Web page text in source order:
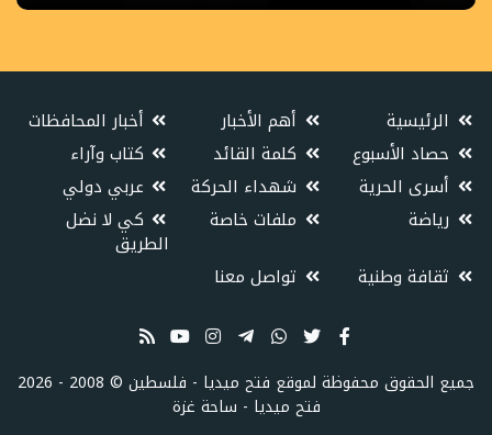
الرئيسية أهم الأخبار
أخبار المحافظات
حصاد الأسبوع
كلمة القائد
كتاب وآراء
أسرى الحرية
شهداء الحركة
عربي دولي
رياضة
ملفات خاصة كي لا نضل
الطريق
ثقافة وطنية
تواصل معنا
جميع الحقوق محفوظة لموقع فتح ميديا - فلسطين ©
2008 - 2026
فتح ميديا - ساحة غزة